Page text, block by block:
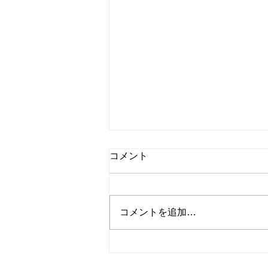
コメント
コメントを追加…